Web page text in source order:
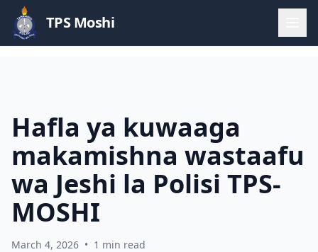
TPS Moshi
Hafla ya kuwaaga
makamishna wastaafu
wa Jeshi la Polisi TPS-
MOSHI
March 4, 2026 • 1 min read